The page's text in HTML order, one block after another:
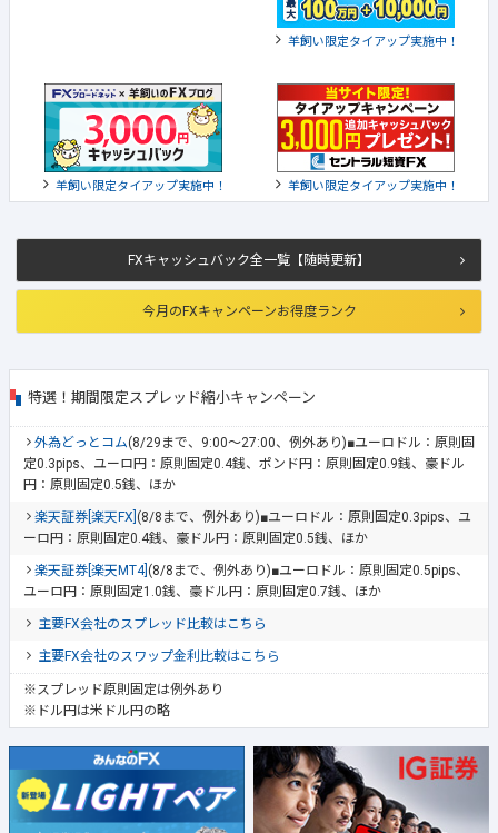
FXキャッシュバック全一覧【随時更新】
今月のFXキャンペーンお得度ランク
特選！期間限定スプレッド縮小キャンペーン
外為どっとコム(8/29まで、9:00～27:00、例外あり)■ユーロドル：原則固
定0.3pips、ユーロ円：原則固定0.4銭、ポンド円：原則固定0.9銭、豪ドル
円：原則固定0.5銭、ほか
楽天証券[楽天FX] (8/8まで、例外あり)■ユーロドル：原則固定0.3pips、ユ
ーロ円：原則固定0.4銭、豪ドル円：原則固定0.5銭、ほか
楽天証券[楽天MT4] (8/8まで、例外あり)■ユーロドル：原則固定0.5pips、
ユーロ円：原則固定1.0銭、豪ドル円：原則固定0.7銭、ほか
主要FX会社のスプレッド比較はこちら
主要FX会社のスワップ金利比較はこちら
※スプレッド原則固定は例外あり
※ドル円は米ドル円の略
羊飼い限定タイアップ実施中！
羊飼い限定タイアップ実施中！ 羊飼い限定タイアップ実施中！